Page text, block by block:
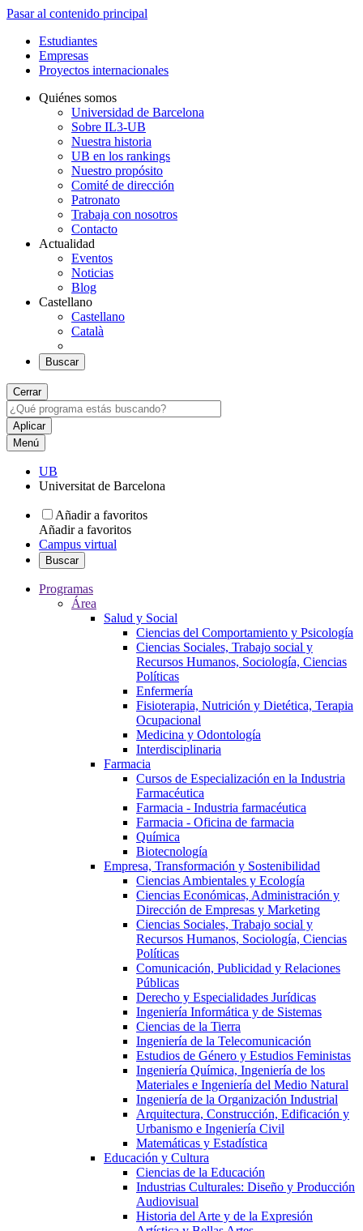
Pasar al contenido principal
Estudiantes
Empresas
Proyectos internacionales
Quiénes somos
Universidad de Barcelona
Sobre IL3-UB
Nuestra historia
UB en los rankings
Nuestro propósito
Comité de dirección
Patronato
Trabaja con nosotros
Contacto
Actualidad
Eventos
Noticias
Blog
Castellano
Castellano
Català
Buscar
Cerrar
Menú
UB
Universitat de Barcelona
Añadir a favoritos
Añadir a favoritos
Campus virtual
Buscar
Programas
Área
Salud y Social
Ciencias del Comportamiento y Psicología
Ciencias Sociales, Trabajo social y
Recursos Humanos, Sociología, Ciencias
Políticas
Enfermería
Fisioterapia, Nutrición y Dietética, Terapia
Ocupacional
Medicina y Odontología
Interdisciplinaria
Farmacia
Cursos de Especialización en la Industria
Farmacéutica
Farmacia - Industria farmacéutica
Farmacia - Oficina de farmacia
Química
Biotecnología
Empresa, Transformación y Sostenibilidad
Ciencias Ambientales y Ecología
Ciencias Económicas, Administración y
Dirección de Empresas y Marketing
Ciencias Sociales, Trabajo social y
Recursos Humanos, Sociología, Ciencias
Políticas
Comunicación, Publicidad y Relaciones
Públicas
Derecho y Especialidades Jurídicas
Ingeniería Informática y de Sistemas
Ciencias de la Tierra
Ingeniería de la Telecomunicación
Estudios de Género y Estudios Feministas
Ingeniería Química, Ingeniería de los
Materiales e Ingeniería del Medio Natural
Ingeniería de la Organización Industrial
Arquitectura, Construcción, Edificación y
Urbanismo e Ingeniería Civil
Matemáticas y Estadística
Educación y Cultura
Ciencias de la Educación
Industrias Culturales: Diseño y Producción
Audiovisual
Historia del Arte y de la Expresión